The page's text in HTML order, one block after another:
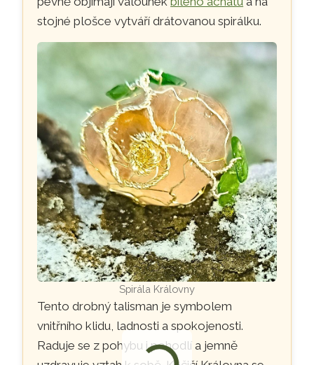
stojné plošce vytváří drátovanou spirálku.
Spirála Královny
Tento drobný talisman je symbolem
vnitřního klidu, ladnosti a spokojenosti.
Raduje se z pohybu i pohodlí a jemně